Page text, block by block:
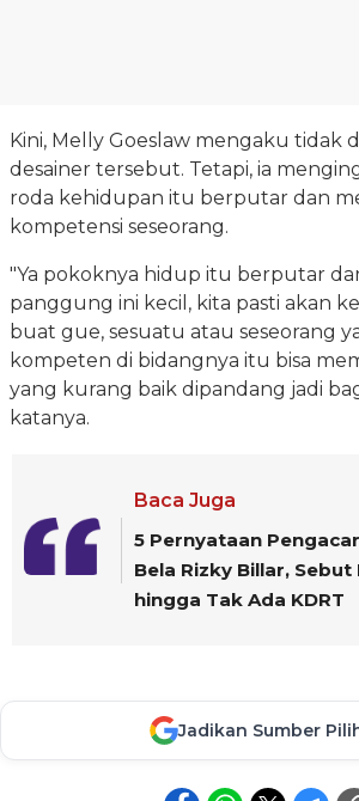
Kini, Melly Goeslaw mengaku tidak
desainer tersebut. Tetapi, ia
roda kehidupan itu berputar dan
kompetensi seseorang.
"Ya pokoknya hidup itu berputar
panggung ini kecil, kita pasti akan
buat gue, sesuatu atau seseorang
kompeten di bidangnya itu bisa
yang kurang baik dipandang jadi
katanya.
Baca Juga
5 Pernyataan
Bela Rizky Billar,
hingga Tak Ada KDRT
Jadikan Sumber